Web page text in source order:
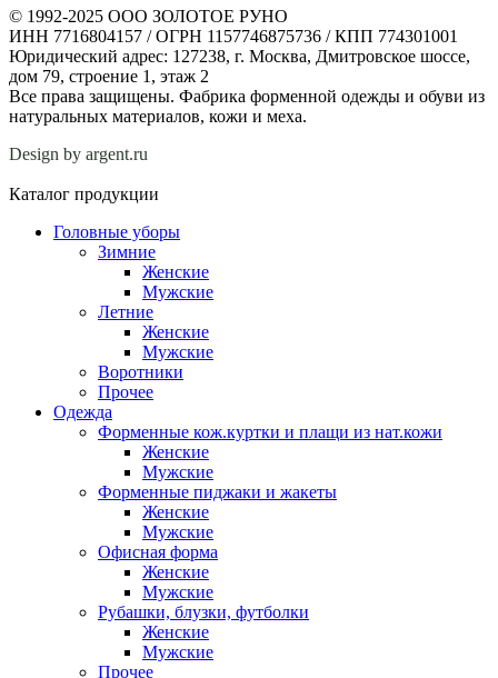
© 1992-2025 ООО ЗОЛОТОЕ РУНО
ИНН 7716804157 / ОГРН 1157746875736 / КПП 774301001
Юридический адрес: 127238, г. Москва, Дмитровское шоссе,
дом 79, строение 1, этаж 2
Все права защищены. Фабрика форменной одежды и обуви из
натуральных материалов, кожи и меха.
Design by argent.ru
Каталог продукции
Головные уборы
Зимние
Женские
Мужские
Летние
Женские
Мужские
Воротники
Прочее
Одежда
Форменные кож.куртки и плащи из нат.кожи
Женские
Мужские
Форменные пиджаки и жакеты
Женские
Мужские
Офисная форма
Женские
Мужские
Рубашки, блузки, футболки
Женские
Мужские
Прочее